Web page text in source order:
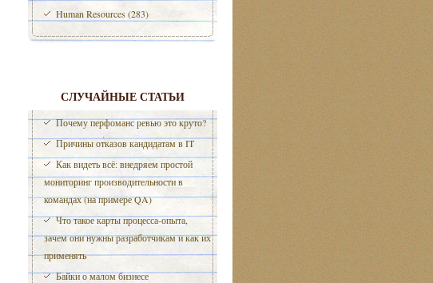
Human Resources (283)
СЛУЧАЙНЫЕ СТАТЬИ
Почему перфоманс ревью это круто?
Причины отказов кандидатам в IT
Как видеть всё: внедряем простой
мониторинг производительности в
командах (на примере QA)
Что такое карты процесса-опыта,
зачем они нужны разработчикам и как их
применять
Байки о малом бизнесе